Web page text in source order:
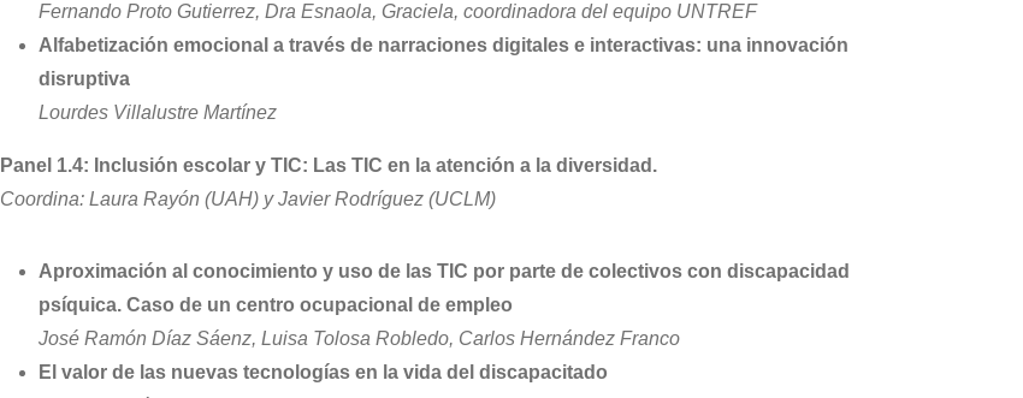
Fernando Proto Gutierrez, Dra Esnaola, Graciela, coordinadora del equipo UNTREF
Alfabetización emocional a través de narraciones digitales e interactivas: una innovación
disruptiva
Lourdes Villalustre Martínez
Panel 1.4: Inclusión escolar y TIC: Las TIC en la atención a la diversidad.
Coordina: Laura Rayón (UAH) y Javier Rodríguez (UCLM)
Aproximación al conocimiento y uso de las TIC por parte de colectivos con discapacidad
psíquica. Caso de un centro ocupacional de empleo
José Ramón Díaz Sáenz, Luisa Tolosa Robledo, Carlos Hernández Franco
El valor de las nuevas tecnologías en la vida del discapacitado